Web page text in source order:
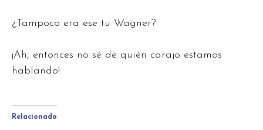
¿Tampoco era ese tu Wagner?
¡Ah, entonces no sé de quién carajo estamos
hablando!
Relacionado